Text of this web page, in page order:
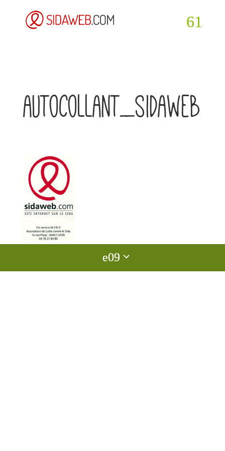
autocollant_sidaweb